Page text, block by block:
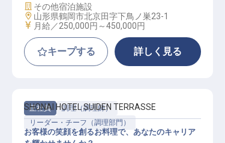
施設業態
その他宿泊施設
勤務地
山形県鶴岡市北京田字下鳥ノ巣23-1
給与
月給／250,000円～450,000円
キープする 詳しく見る
正社員
調理（調理師）
リーダー・チーフ（調理部門）
SHONAI HOTEL SUIDEN TERRASSE
お客様の笑顔を創るお料理で、あなたのキャリア